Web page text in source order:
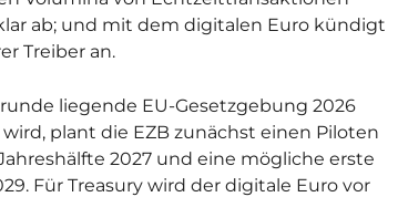
ab; und mit dem digitalen Euro kündigt
Treiber an.
liegende EU-Gesetzgebung 2026
plant die EZB zunächst einen Piloten
2027 und eine mögliche erste
Für Treasury wird der digitale Euro vor